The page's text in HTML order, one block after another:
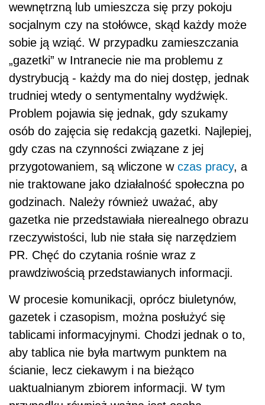
wewnętrzną lub umieszcza się przy pokoju
socjalnym czy na stołówce, skąd każdy może
sobie ją wziąć. W przypadku zamieszczania
„gazetki” w Intranecie nie ma problemu z
dystrybucją - każdy ma do niej dostęp, jednak
trudniej wtedy o sentymentalny wydźwięk.
Problem pojawia się jednak, gdy szukamy
osób do zajęcia się redakcją gazetki. Najlepiej,
gdy czas na czynności związane z jej
przygotowaniem, są wliczone w czas pracy, a
nie traktowane jako działalność społeczna po
godzinach. Należy również uważać, aby
gazetka nie przedstawiała nierealnego obrazu
rzeczywistości, lub nie stała się narzędziem
PR. Chęć do czytania rośnie wraz z
prawdziwością przedstawianych informacji.
W procesie komunikacji, oprócz biuletynów,
gazetek i czasopism, można posłużyć się
tablicami informacyjnymi. Chodzi jednak o to,
aby tablica nie była martwym punktem na
ścianie, lecz ciekawym i na bieżąco
uaktualnianym zbiorem informacji. W tym